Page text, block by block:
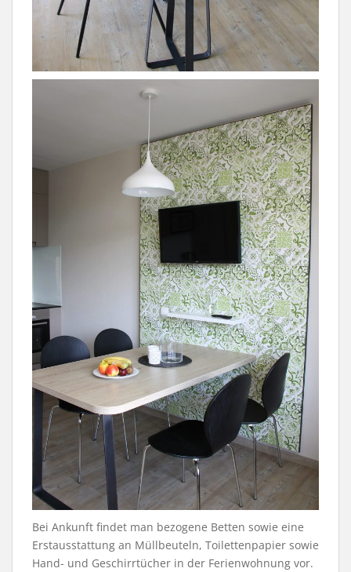
Bei Ankunft findet man bezogene Betten sowie eine
Erstausstattung an Müllbeuteln, Toilettenpapier sowie
Hand- und Geschirrtücher in der Ferienwohnung vor.